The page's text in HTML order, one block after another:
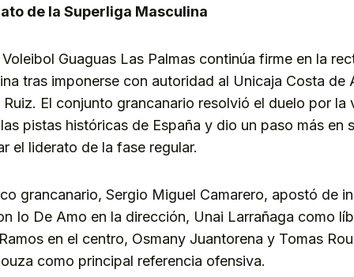
de la Superliga Masculina
Voleibol Guaguas Las Palmas continúa firme en la
tras imponerse con autoridad al Unicaja Costa de
Ruiz. El conjunto grancanario resolvió el duelo por
pistas históricas de España y dio un paso más en
el liderato de la fase regular.
grancanario, Sergio Miguel Camarero, apostó de
Io De Amo en la dirección, Unai Larrañaga como
en el centro, Osmany Juantorena y Tomas
como principal referencia ofensiva.